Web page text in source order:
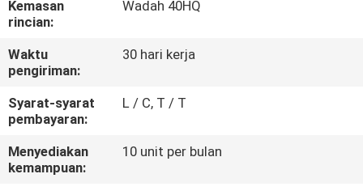
KUALITAS
SITEMAP
PRIVACY
POLICY
Kemasan
rincian:
Wadah 40HQ
Waktu
pengiriman:
30 hari kerja
Syarat-syarat
pembayaran:
L / C, T / T
Menyediakan
kemampuan:
10 unit per bulan